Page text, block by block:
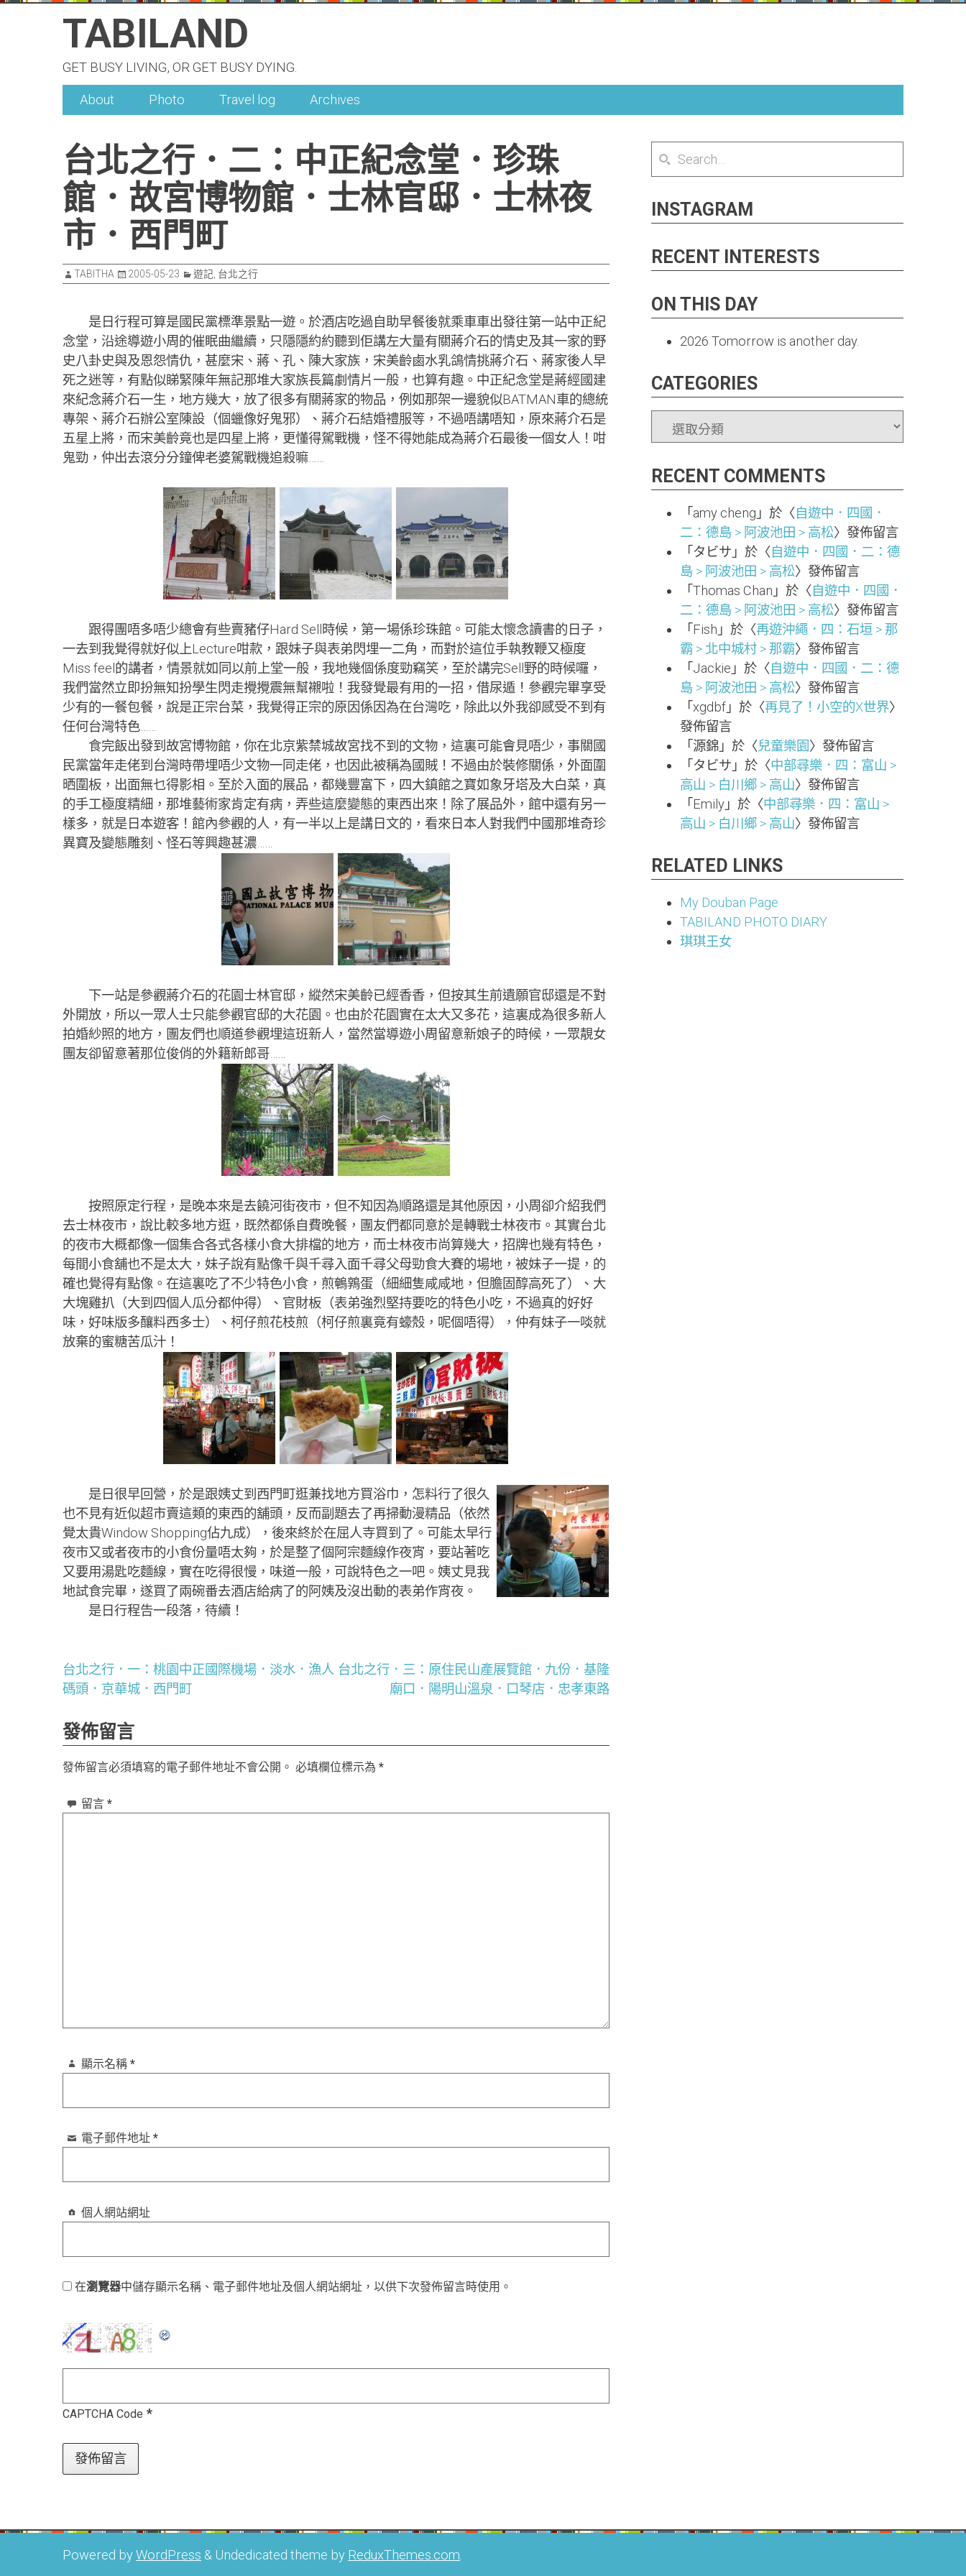
TABILAND
GET BUSY LIVING, OR GET BUSY DYING.
About Photo Travel log Archives
台北之行．二：中正紀念堂．珍珠
館．故宮博物館．士林官邸．士林夜
市．西門町
TABITHA 2005-05-23 遊記 台北之行
是日行程可算是國民黨標準景點一遊。於酒店吃過自助早餐後就乘車車出發往第一站中正紀
念堂，沿途導遊小周的催眠曲繼續，只隱隱約約聽到佢講左大量有關蔣介石的情史及其一家的野
史八卦史與及恩怨情仇，甚麼宋、蔣、孔、陳大家族，宋美齡鹵水乳鴿情挑蔣介石、蔣家後人早
死之迷等，有點似睇緊陳年無記那堆大家族長篇劇情片一般，也算有趣。中正紀念堂是蔣經國建
來紀念蔣介石一生，地方幾大，放了很多有關蔣家的物品，例如那架一邊貌似BATMAN車的總統
專架、蔣介石辦公室陳設（個蠟像好鬼邪）、蔣介石結婚禮服等，不過唔講唔知，原來蔣介石是
五星上將，而宋美齡竟也是四星上將，更懂得駕戰機，怪不得她能成為蔣介石最後一個女人！咁
鬼勁，仲出去滾分分鐘俾老婆駕戰機追殺嘛……
跟得團唔多唔少總會有些賣豬仔Hard Sell時候，第一場係珍珠館。可能太懷念讀書的日子，
一去到我覺得就好似上Lecture咁款，跟妹子與表弟閃埋一二角，而對於這位手執教鞭又極度
Miss feel的講者，情景就如同以前上堂一般，我地幾個係度勁竊笑，至於講完Sell野的時候囉，
我們當然立即扮無知扮學生閃走攪攪震無幫襯啦！我發覺最有用的一招，借尿遁！參觀完畢享受
少有的一餐包餐，說是正宗台菜，我覺得正宗的原因係因為在台灣吃，除此以外我卻感受不到有
任何台灣特色……
食完飯出發到故宮博物館，你在北京紫禁城故宮找不到的文物，這裏可能會見唔少，事關國
民黨當年走佬到台灣時帶埋唔少文物一同走佬，也因此被稱為國賊！不過由於裝修關係，外面圍
晒圍板，出面無乜得影相。至於入面的展品，都幾豐富下，四大鎮館之寶如象牙塔及大白菜，真
的手工極度精細，那堆藝術家肯定有病，弄些這麼變態的東西出來！除了展品外，館中還有另一
樣多，就是日本遊客！館內參觀的人，有一半以上是講日文的，看來日本人對我們中國那堆奇珍
異寶及變態雕刻、怪石等興趣甚濃……
下一站是參觀蔣介石的花園士林官邸，縱然宋美齡已經香香，但按其生前遺願官邸還是不對
外開放，所以一眾人士只能參觀官邸的大花園。也由於花園實在太大又多花，這裏成為很多新人
拍婚紗照的地方，團友們也順道參觀埋這班新人，當然當導遊小周留意新娘子的時候，一眾靚女
團友卻留意著那位俊俏的外籍新郎哥……
按照原定行程，是晚本來是去饒河街夜市，但不知因為順路還是其他原因，小周卻介紹我們
去士林夜市，說比較多地方逛，既然都係自費晚餐，團友們都同意於是轉戰士林夜市。其實台北
的夜市大概都像一個集合各式各樣小食大排檔的地方，而士林夜市尚算幾大，招牌也幾有特色，
每間小食舖也不是太大，妹子說有點像千與千尋入面千尋父母勁食大賽的場地，被妹子一提，的
確也覺得有點像。在這裏吃了不少特色小食，煎鵪鶉蛋（細細隻咸咸地，但膽固醇高死了）、大
大塊雞扒（大到四個人瓜分都仲得）、官財板（表弟強烈堅持要吃的特色小吃，不過真的好好
味，好味版多釀料西多士）、柯仔煎花枝煎（柯仔煎裏竟有蠔殼，呢個唔得），仲有妹子一啖就
放棄的蜜糖苦瓜汁！
是日很早回營，於是跟姨丈到西門町逛兼找地方買浴巾，怎料行了很久
也不見有近似超市賣這類的東西的舖頭，反而副題去了再掃動漫精品（依然
覺太貴Window Shopping佔九成），後來終於在屈人寺買到了。可能太早行
夜市又或者夜市的小食份量唔太夠，於是整了個阿宗麵線作夜宵，要站著吃
又要用湯匙吃麵線，實在吃得很慢，味道一般，可說特色之一吧。姨丈見我
地試食完畢，遂買了兩碗番去酒店給病了的阿姨及沒出動的表弟作宵夜。
是日行程告一段落，待續！
文
導
覽
台北之行．一：桃園中正國際機場．淡水．漁人
碼頭．京華城．西門町
台北之行．三：原住民山產展覽館．九份．基隆
廟口．陽明山溫泉．口琴店．忠孝東路
發佈留言
發佈留言必須填寫的電子郵件地址不會公開。 必填欄位標示為 *
留言 *
顯示名稱 *
電子郵件地址 *
個人網站網址
在瀏覽器中儲存顯示名稱、電子郵件地址及個人網站網址，以供下次發佈留言時使用。
CAPTCHA Code *
INSTAGRAM
RECENT INTERESTS
ON THIS DAY
2026 Tomorrow is another day.
CATEGORIES
RECENT COMMENTS
「amy cheng 」於〈自遊中．四國．
二：德島 > 阿波池田 > 高松〉發佈留言
「タビサ 」於〈自遊中．四國．二：德
島 > 阿波池田 > 高松〉發佈留言
「Thomas Chan 」於〈自遊中．四國．
二：德島 > 阿波池田 > 高松〉發佈留言
「Fish 」於〈再遊沖繩．四：石垣 > 那
霸 > 北中城村 > 那霸〉發佈留言
「Jackie 」於〈自遊中．四國．二：德
島 > 阿波池田 > 高松〉發佈留言
「xgdbf 」於〈再見了！小空的X世界〉
發佈留言
「源錦 」於〈兒童樂園〉發佈留言
「タビサ 」於〈中部尋樂．四：富山 >
高山 > 白川鄉 > 高山〉發佈留言
「Emily 」於〈中部尋樂．四：富山 >
高山 > 白川鄉 > 高山〉發佈留言
RELATED LINKS
My Douban Page
TABILAND PHOTO DIARY
琪琪王女
Powered byWordPress & Undedicated theme by ReduxThemes.com